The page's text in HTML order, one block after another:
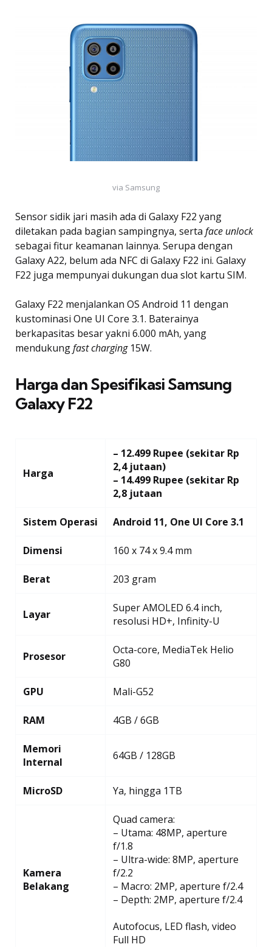
via Samsung
Sensor sidik jari masih ada di Galaxy F22 yang
diletakan pada bagian sampingnya, serta face unlock
sebagai fitur keamanan lainnya. Serupa dengan
Galaxy A22, belum ada NFC di Galaxy F22 ini. Galaxy
F22 juga mempunyai dukungan dua slot kartu SIM.
Galaxy F22 menjalankan OS Android 11 dengan
kustominasi One UI Core 3.1. Baterainya
berkapasitas besar yakni 6.000 mAh, yang
mendukungfast charging15W.
Harga dan Spesifikasi Samsung
Galaxy F22
Harga
– 12.499 Rupee (sekitar Rp
2,4 jutaan)
– 14.499 Rupee (sekitar Rp
2,8 jutaan
Sistem Operasi Android 11, One UI Core 3.1
Dimensi 160 x 74 x 9.4 mm
Berat 203 gram
Layar
Super AMOLED 6.4 inch,
resolusi HD+, Infinity-U
Prosesor
Octa-core, MediaTek Helio
G80
GPU Mali-G52
RAM 4GB / 6GB
Memori
Internal
64GB / 128GB
MicroSD Ya, hingga 1TB
Kamera
Belakang
Quad camera:
– Utama: 48MP, aperture
f/1.8
– Ultra-wide: 8MP, aperture
f/2.2
– Macro: 2MP, aperture f/2.4
– Depth: 2MP, aperture f/2.4
Autofocus, LED flash, video
Full HD